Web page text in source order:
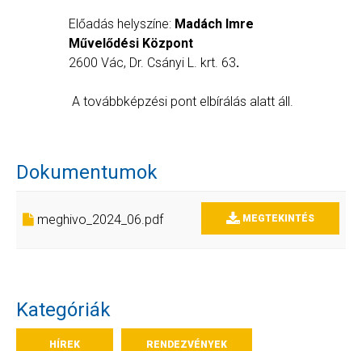
Előadás helyszíne: Madách Imre
Művelődési Központ
2600 Vác, Dr. Csányi L. krt. 63.
A továbbképzési pont elbírálás alatt áll.
Dokumentumok
meghivo_2024_06.pdf MEGTEKINTÉS
Kategóriák
HÍREK RENDEZVÉNYEK